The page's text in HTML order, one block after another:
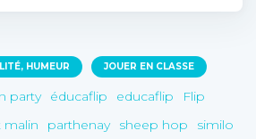
HUMEUR JOUER EN CLASSE
party éducaflip educaflip
Flip
malin parthenay sheep hop similo